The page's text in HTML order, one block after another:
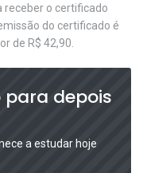
receber o certificado
do certificado é
de R$ 42,90.
para depois
a estudar hoje